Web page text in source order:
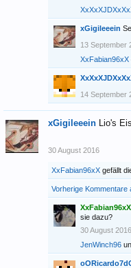
xGigileeein
13 September
XxFabian96xX
14 September
xGigileeein Lio's
30 August 2016
XxFabian96xX gefällt
Vorherige Kommentare
XxFabian96xX
sie dazu?
30 August 2016
JenWinch96